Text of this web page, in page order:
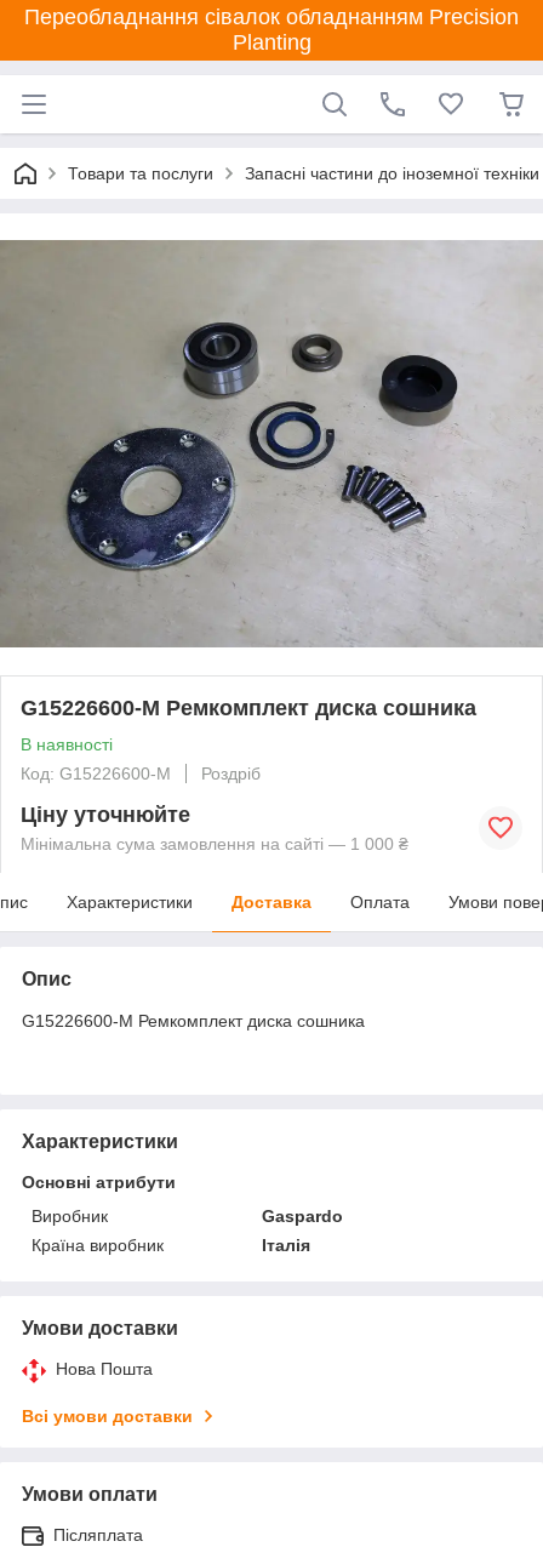
Переобладнання сівалок обладнанням Precision
Planting
Товари та послуги Запасні частини до іноземної техніки
G15226600-M Ремкомплект диска сошника
В наявності
Код: G15226600-M
Роздріб
Ціну уточнюйте
Мінімальна сума замовлення на сайті — 1 000 ₴
Характеристики Доставка Оплата Умови
Опис
G15226600-M Ремкомплект диска сошника
Характеристики
Основні атрибути
Виробник
Gaspardo
Країна виробник
Італія
Умови доставки
Нова Пошта
Всі умови доставки
Умови оплати
Післяплата